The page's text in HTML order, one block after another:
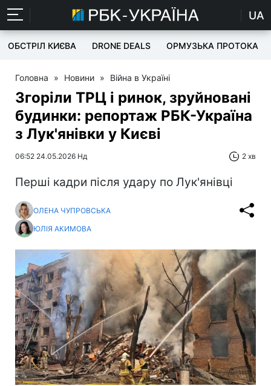
UA
ОБСТРІЛ КИЄВА DRONE DEALS ОРМУЗЬКА ПРОТОКА
Головна » Новини » Війна в Україні
Згоріли ТРЦ і ринок, зруйновані
будинки: репортаж РБК-Україна
з Лук'янівки у Києві
06:52 24.05.2026 Нд 2 хв
Перші кадри після удару по Лук'янівці
ОЛЕНА ЧУПРОВСЬКА
ЮЛІЯ АКИМОВА